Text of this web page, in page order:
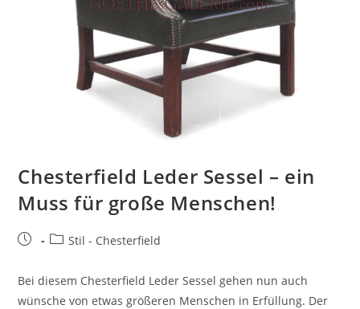
Chesterfield Leder Sessel – ein
Muss für große Menschen!
Stil - Chesterfield
Bei diesem Chesterfield Leder Sessel gehen nun auch
wünsche von etwas größeren Menschen in Erfüllung. Der